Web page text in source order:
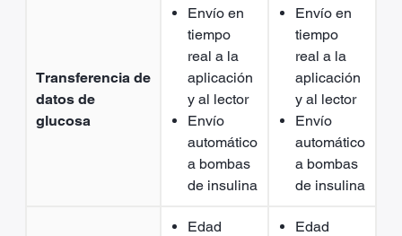
Transferencia de
datos de
glucosa
Envío en
tiempo
real a la
aplicación
y al lector
Envío
automático
a bombas
de insulina
Envío en
tiempo
real a la
aplicación
y al lector
Envío
automático
a bombas
de insulina
Edad
Edad